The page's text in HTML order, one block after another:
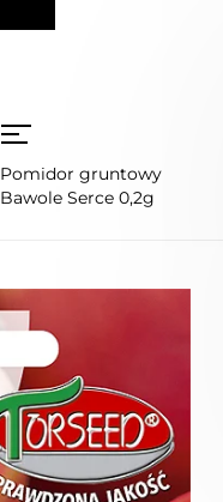
Pomidor gruntowy
Bawole Serce 0,2g